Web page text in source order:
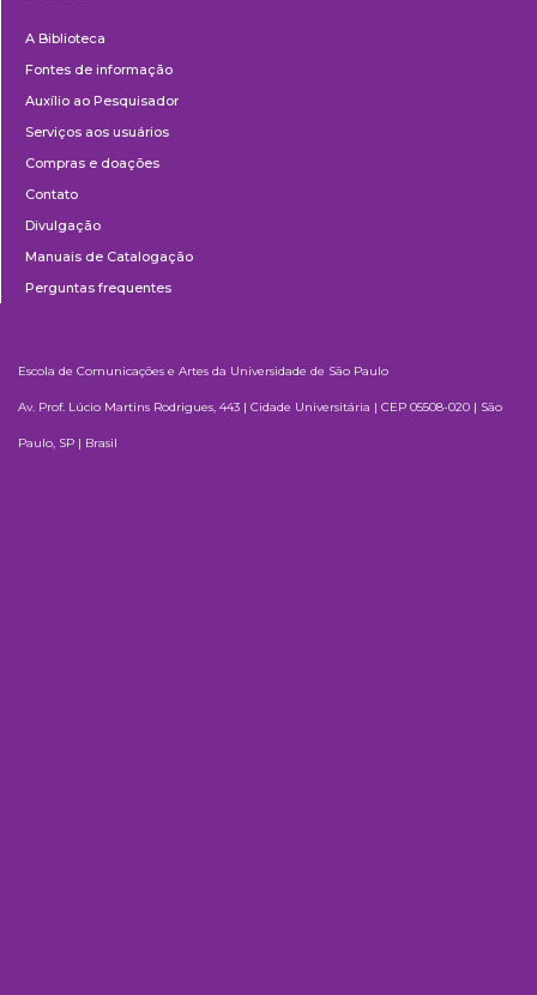
A Biblioteca
Fontes de informação
Auxílio ao Pesquisador
Serviços aos usuários
Compras e doações
Contato
Divulgação
Manuais de Catalogação
Perguntas frequentes
Escola de Comunicações e Artes da Universidade de São Paulo
Av. Prof. Lúcio Martins Rodrigues, 443 | Cidade Universitária | CEP 05508-020 | São
Paulo, SP | Brasil